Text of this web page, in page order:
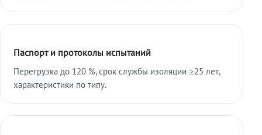
Паспорт и протоколы испытаний
Перегрузка до 120 %, срок службы изоляции ≥25 лет,
характеристики по типу.